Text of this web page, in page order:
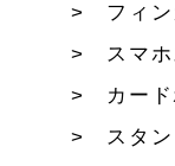
フィ
スマ
カー
スタ